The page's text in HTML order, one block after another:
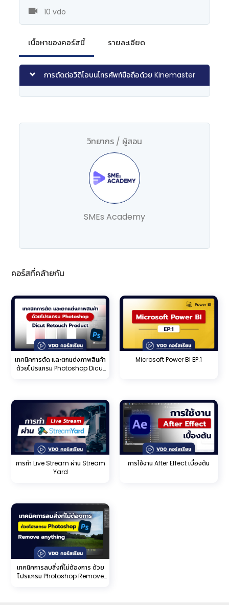
10 vdo
เนื้อหาของคอร์สนี้ รายละเอียด
การตัดต่อวิดิโอบนโทรศัพท์มือถือด้วย Kinemaster
วิทยากร / ผู้สอน
SMEs Academy
คอร์สที่คล้ายกัน
เทคนิคการตัด และตกแต่งภาพสินค้า
ด้วยโปรแกรม Photoshop Dicut
Microsoft Power BI EP.1
การทำ Live Stream ผ่าน Stream
Yard
การใช้งาน After Effect เบื้องต้น
เทคนิคการลบสิ่งที่ไม่ต้องการ ด้วย
โปรแกรม Photoshop Remove